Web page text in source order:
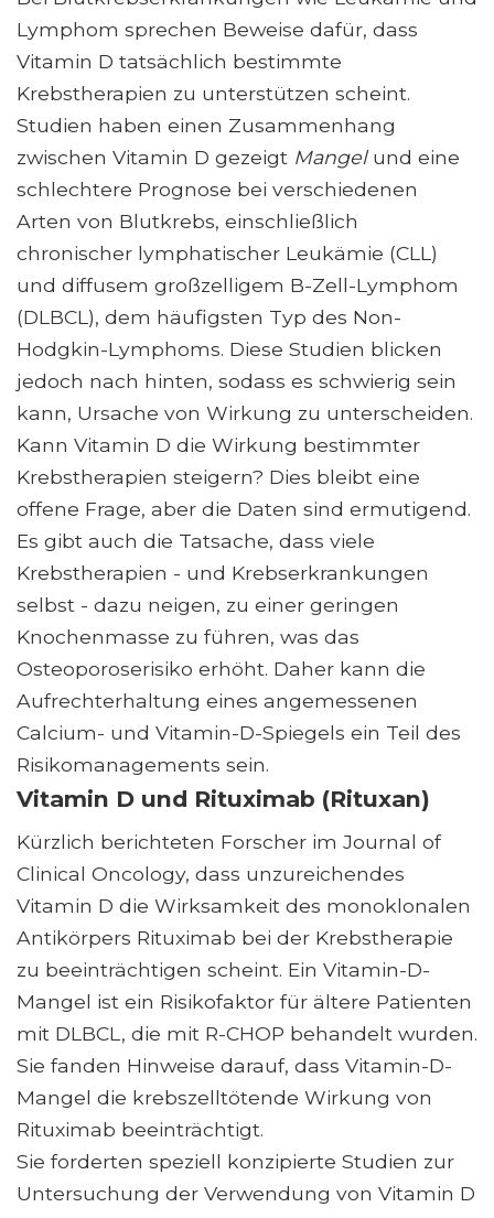
Lymphom sprechen Beweise dafür, dass
Vitamin D tatsächlich bestimmte
Krebstherapien zu unterstützen scheint.
Studien haben einen Zusammenhang
zwischen Vitamin D gezeigt Mangelund eine
schlechtere Prognose bei verschiedenen
Arten von Blutkrebs, einschließlich
chronischer lymphatischer Leukämie (CLL)
und diffusem großzelligem B-Zell-Lymphom
(DLBCL), dem häufigsten Typ des Non-
Hodgkin-Lymphoms. Diese Studien blicken
jedoch nach hinten, sodass es schwierig sein
kann, Ursache von Wirkung zu unterscheiden.
Kann Vitamin D die Wirkung bestimmter
Krebstherapien steigern? Dies bleibt eine
offene Frage, aber die Daten sind ermutigend.
Es gibt auch die Tatsache, dass viele
Krebstherapien - und Krebserkrankungen
selbst - dazu neigen, zu einer geringen
Knochenmasse zu führen, was das
Osteoporoserisiko erhöht. Daher kann die
Aufrechterhaltung eines angemessenen
Calcium- und Vitamin-D-Spiegels ein Teil des
Risikomanagements sein.
Vitamin D und Rituximab (Rituxan)
Kürzlich berichteten Forscher im Journal of
Clinical Oncology, dass unzureichendes
Vitamin D die Wirksamkeit des monoklonalen
Antikörpers Rituximab bei der Krebstherapie
zu beeinträchtigen scheint. Ein Vitamin-D-
Mangel ist ein Risikofaktor für ältere Patienten
mit DLBCL, die mit R-CHOP behandelt wurden.
Sie fanden Hinweise darauf, dass Vitamin-D-
Mangel die krebszelltötende Wirkung von
Rituximab beeinträchtigt.
Sie forderten speziell konzipierte Studien zur
Untersuchung der Verwendung von Vitamin D